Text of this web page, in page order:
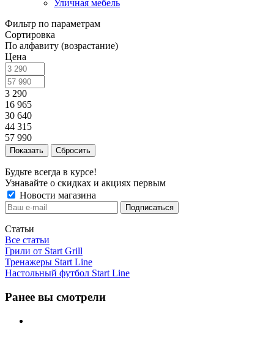
Уличная мебель
Фильтр по параметрам
Сортировка
По алфавиту (возрастание)
Цена
3 290
16 965
30 640
44 315
57 990
Сбросить
Будьте всегда в курсе!
Узнавайте о скидках и акциях первым
Новости магазина
Статьи
Все статьи
Грили от Start Grill
Тренажеры Start Line
Настольный футбол Start Line
Ранее вы смотрели